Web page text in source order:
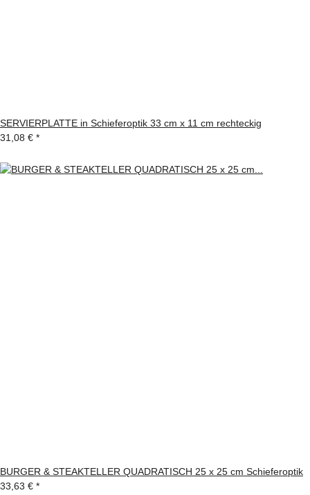
SERVIERPLATTE in Schieferoptik 33 cm x 11 cm rechteckig
31,08 € *
BURGER & STEAKTELLER QUADRATISCH 25 x 25 cm Schieferoptik
33,63 € *